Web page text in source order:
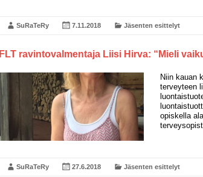
SuRaTeRy 7.11.2018 Jäsenten esittelyt
FLT ravintovalmentaja Liisi Hirva: “Mieli
Niin kauan
terveyteen
opiskella
SuRaTeRy 27.6.2018 Jäsenten esittelyt